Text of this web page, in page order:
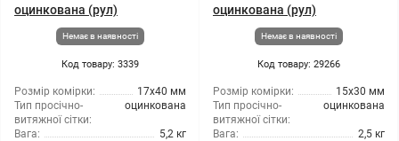
оцинкована (рул)
Немає в наявності
Код товару: 3339
Розмір комірки:
17x40 мм
Тип просічно-
витяжної сітки:
оцинкована
Вага:
5,2 кг
оцинкована (рул)
Немає в наявності
Код товару: 29266
Розмір комірки:
15x30 мм
Тип просічно-
витяжної сітки:
оцинкована
Вага:
2,5 кг